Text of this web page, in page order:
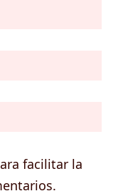
facilitar la